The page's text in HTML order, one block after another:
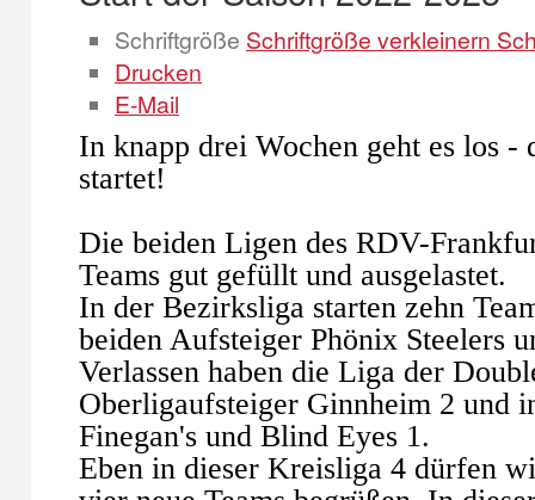
Schriftgröße Schriftgröße verkleinern
Drucken
E-Mail
In knapp drei Wochen geht es los -
startet!
Die beiden Ligen des RDV-
Teams gut gefüllt und ausgelastet.
In der Bezirksliga starten zehn
beiden Aufsteiger Phönix Steelers
Verlassen haben die Liga der
Oberligaufsteiger Ginnheim 2 und
Finegan's und Blind Eyes 1.
Eben in dieser Kreisliga 4 dürfen